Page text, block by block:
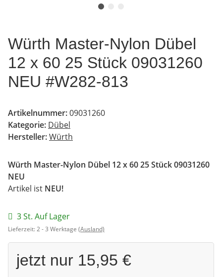
Würth Master-Nylon Dübel
12 x 60 25 Stück 09031260
NEU #W282-813
Artikelnummer:09031260
Kategorie: Dübel
Hersteller:Würth
Würth Master-Nylon Dübel 12 x 60 25 Stück 09031260
NEU
Artikel ist NEU!
3 St. Auf Lager
Lieferzeit:2 - 3 Werktage (Ausland)
jetzt nur 15,95 €